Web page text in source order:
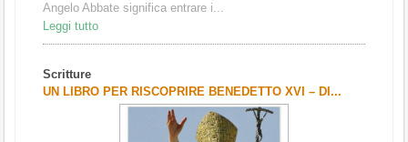
Angelo Abbate significa entrare i...
Leggi tutto
Scritture
UN LIBRO PER RISCOPRIRE BENEDETTO XVI – DI...